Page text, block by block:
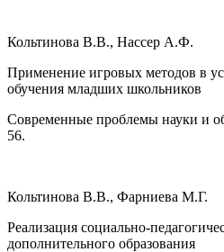
Кольтинова В.В., Нассер А.Ф.
Применение игровых методов в
обучения младших школьников
Современные проблемы науки и
56.
Кольтинова В.В., Фарниева М.Г.
Реализация социально-
дополнительного образования